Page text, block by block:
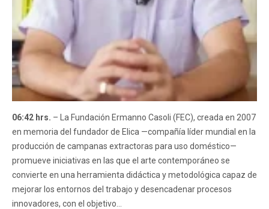
06:42 hrs. – La Fundación Ermanno Casoli (FEC), creada en 2007
en memoria del fundador de Elica —compañía líder mundial en la
producción de campanas extractoras para uso doméstico—
promueve iniciativas en las que el arte contemporáneo se
convierte en una herramienta didáctica y metodológica capaz de
mejorar los entornos del trabajo y desencadenar procesos
innovadores, con el objetivo...